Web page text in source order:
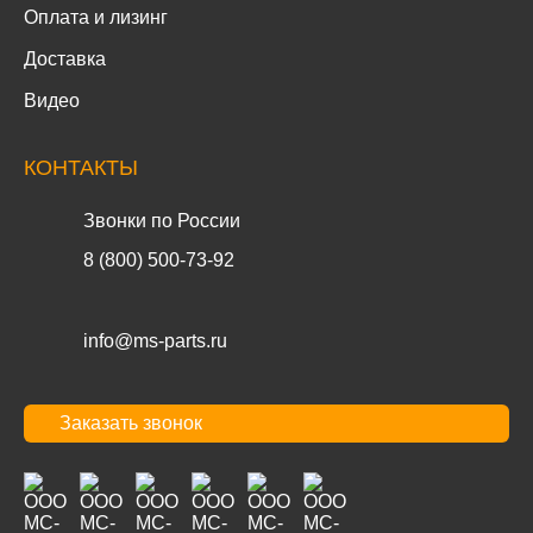
Оплата и лизинг
Доставка
Видео
КОНТАКТЫ
Звонки по России
8 (800) 500-73-92
info@ms-parts.ru
Заказать звонок